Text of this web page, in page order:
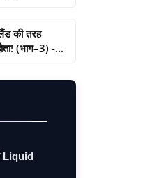
की तरह
(भाग–3) -...
Liquid